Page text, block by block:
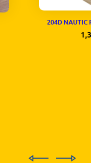
204D NAUTIC